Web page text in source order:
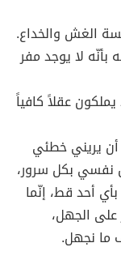
الغش والخداع.
لا يوجد مفر
عقلاً كافياً
يريني خطئي
بكل سرور،
أحد قط، إنّما
على الجهل،
ما نجهل.